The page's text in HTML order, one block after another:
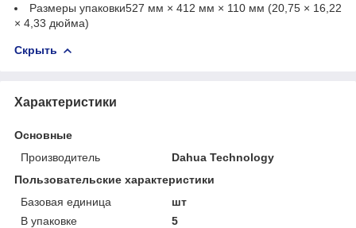
Размеры упаковки527 мм × 412 мм × 110 мм (20,75 × 16,22
× 4,33 дюйма)
Скрыть
Характеристики
Основные
Производитель
Dahua Technology
Пользовательские характеристики
Базовая единица
шт
В упаковке
5